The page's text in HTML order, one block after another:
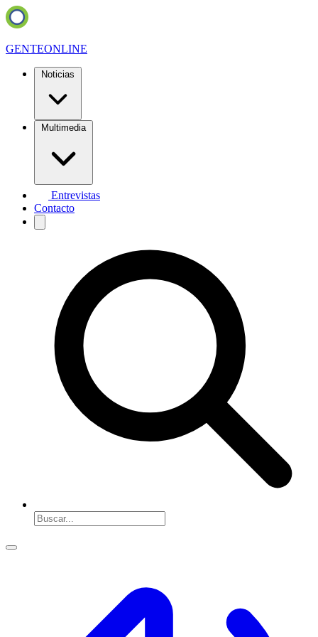
GENTEONLINE
Noticias
Multimedia
Entrevistas
Contacto